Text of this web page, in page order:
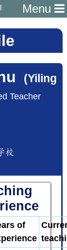
Menu
(Yiling
Teacher
校
of